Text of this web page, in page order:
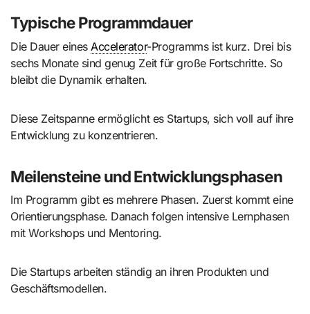
Typische Programmdauer
Die Dauer eines Accelerator-Programms ist kurz. Drei bis
sechs Monate sind genug Zeit für große Fortschritte. So
bleibt die Dynamik erhalten.
Diese Zeitspanne ermöglicht es Startups, sich voll auf ihre
Entwicklung zu konzentrieren.
Meilensteine und Entwicklungsphasen
Im Programm gibt es mehrere Phasen. Zuerst kommt eine
Orientierungsphase. Danach folgen intensive Lernphasen
mit Workshops und Mentoring.
Die Startups arbeiten ständig an ihren Produkten und
Geschäftsmodellen.